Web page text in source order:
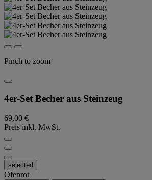
Pinch to zoom
4er-Set Becher aus Steinzeug
69,00 €
Preis inkl. MwSt.
selected
Ofenrot